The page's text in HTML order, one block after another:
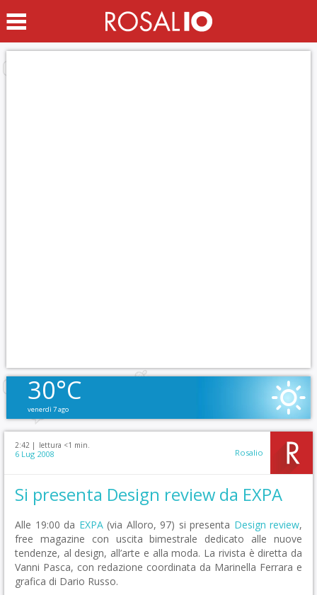
30°C
venerdì 7 ago
2:42 | lettura <1 min.
6 Lug 2008 Rosalio
Si presenta Design review da EXPA
Alle 19:00 da EXPA(via Alloro, 97) si presenta Design review,
free magazine con uscita bimestrale dedicato alle nuove
tendenze, al design, all’arte e alla moda. La rivista è diretta da
Vanni Pasca, con redazione coordinata da Marinella Ferrara e
grafica di Dario Russo.